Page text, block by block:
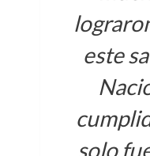
este
solo